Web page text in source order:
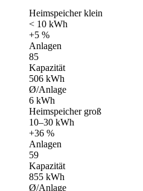
Heimspeicher klein
< 10 kWh
+5 %
Anlagen
85
Kapazität
506 kWh
Ø/Anlage
6 kWh
Heimspeicher groß
10–30 kWh
+36 %
Anlagen
59
Kapazität
855 kWh
Ø/Anlage